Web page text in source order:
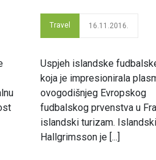
Travel 16.11.2016.
Uspjeh islandske
koja je impresionirala
ovogodišnjeg Evropskog
fudbalskog prvenstva u
islandski turizam.
Hallgrimsson je [...]